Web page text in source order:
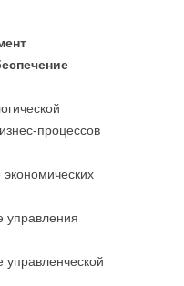
процессов